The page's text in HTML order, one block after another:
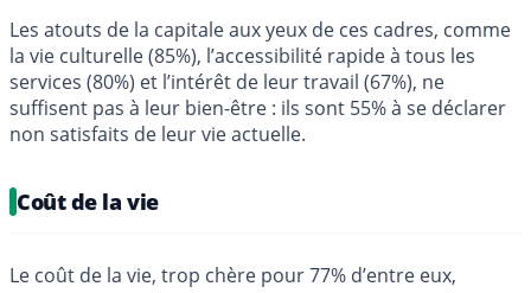
Les atouts de la capitale aux yeux de ces cadres, comme
la vie culturelle (85%), l’accessibilité rapide à tous les
services (80%) et l’intérêt de leur travail (67%), ne
suffisent pas à leur bien-être : ils sont 55% à se déclarer
non satisfaits de leur vie actuelle.
Coût de la vie
Le coût de la vie, trop chère pour 77% d’entre eux,